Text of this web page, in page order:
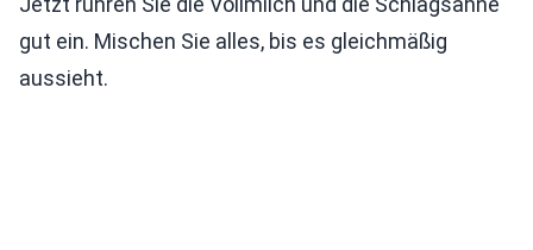
gut ein. Mischen Sie alles, bis es gleichmäßig
aussieht.